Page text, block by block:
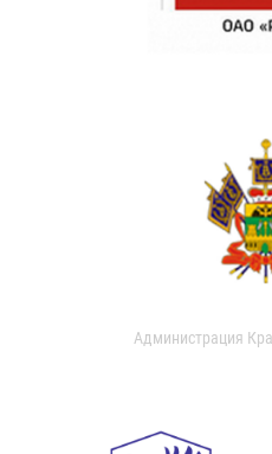
Администрация